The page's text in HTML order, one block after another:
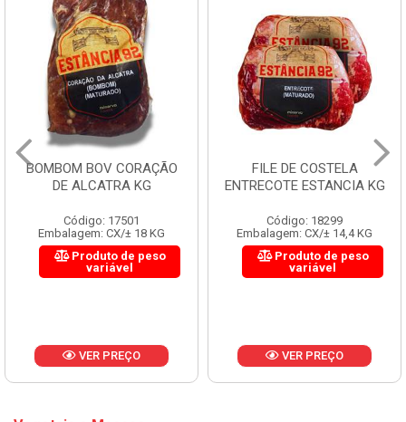
BOMBOM BOV CORAÇÃO
DE ALCATRA KG
Código: 17501
Embalagem: CX/± 18 KG
Produto de peso
variável
VER PREÇO
FILE DE COSTELA
ENTRECOTE ESTANCIA KG
Código: 18299
Embalagem: CX/± 14,4 KG
Produto de peso
variável
VER PREÇO